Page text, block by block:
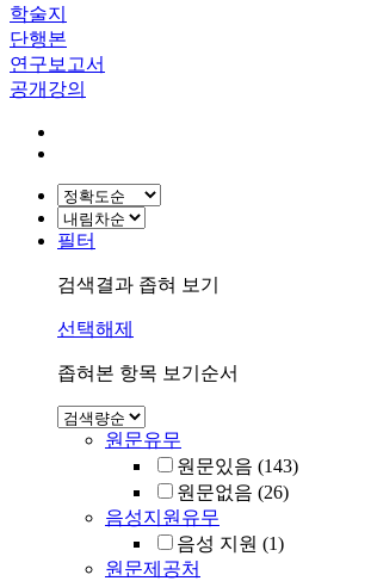
학술지
단행본
연구보고서
공개강의
필터
검색결과 좁혀 보기
선택해제
좁혀본 항목 보기순서
원문유무
원문있음 (143)
원문없음 (26)
음성지원유무
음성 지원 (1)
원문제공처